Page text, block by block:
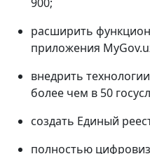
расширить
приложения
внедрить
более чем в 50
создать Единый
полностью